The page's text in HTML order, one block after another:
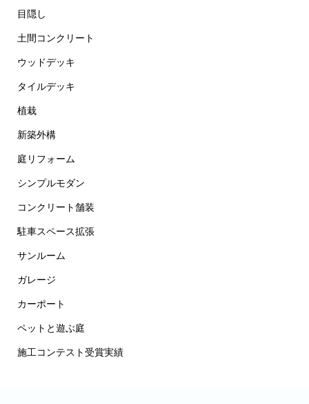
目隠し
土間コンクリート
ウッドデッキ
タイルデッキ
植栽
新築外構
庭リフォーム
シンプルモダン
コンクリート舗装
駐車スペース拡張
サンルーム
ガレージ
カーポート
ペットと遊ぶ庭
施工コンテスト受賞実績